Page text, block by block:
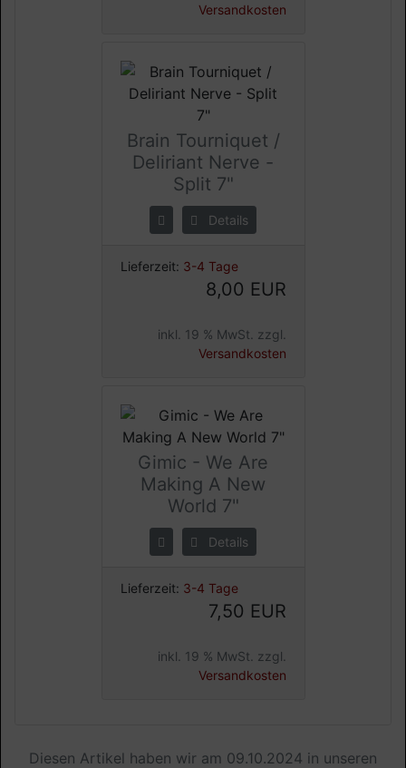
Versandkosten
Brain Tourniquet /
Deliriant Nerve -
Split 7"
Details
Lieferzeit: 3-4 Tage
8,00 EUR
inkl. 19 % MwSt. zzgl.
Versandkosten
Gimic - We Are
Making A New
World 7"
Details
Lieferzeit: 3-4 Tage
7,50 EUR
inkl. 19 % MwSt. zzgl.
Versandkosten
Diesen Artikel haben wir am 09.10.2024 in unseren